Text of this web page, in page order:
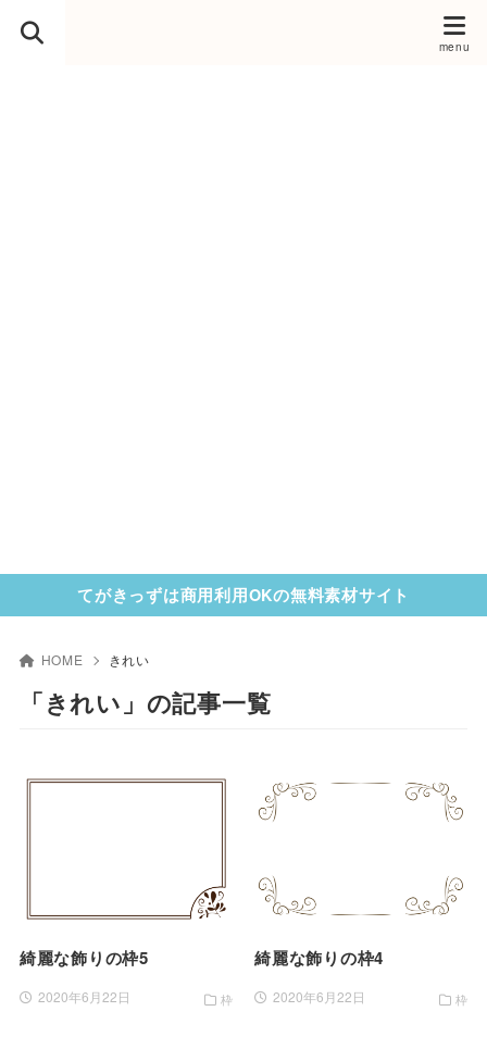
てがきっずは商用利用OKの無料素材サイト
HOME きれい
「きれい」の記事一覧
綺麗な飾りの枠5
2020年6月22日 枠
綺麗な飾りの枠4
2020年6月22日 枠